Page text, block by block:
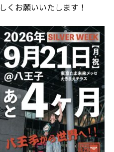
しくお願いいたします！